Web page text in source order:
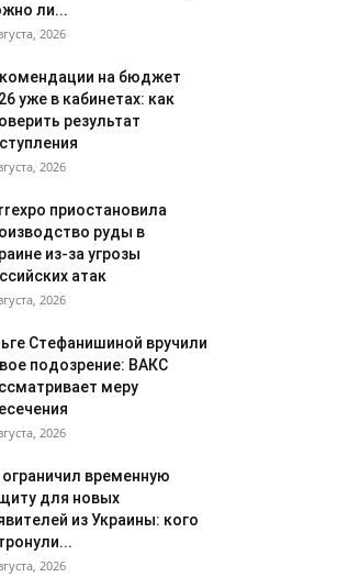
ли...
2026
на бюджет
уже в кабинетах: как
результат
2026
приостановила
руды в
из-за угрозы
атак
2026
Стефанишиной вручили
подозрение: ВАКС
меру
2026
ограничил временную
для новых
из Украины: кого
2026